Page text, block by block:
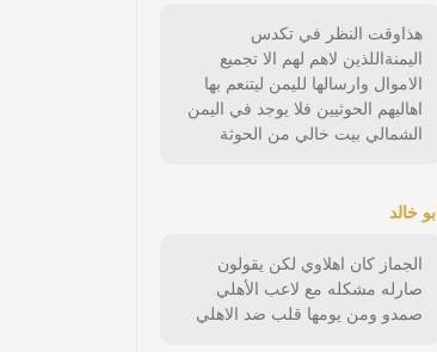
هذاوقت النظر في تكدس
اليمنةاللذين لاهم لهم الا تجميع
الاموال وارسالها لليمن ليتنعم بها
اهاليهم الحوثيين فلا يوجد في اليمن
الشمالي بيت خالي من الحوثة
ابو خالد
الجماز كان اهلاوي لكن يقولون
صارله مشكله مع لاعب الأهلي
صمدو ومن يومها قلب ضد الاهلي